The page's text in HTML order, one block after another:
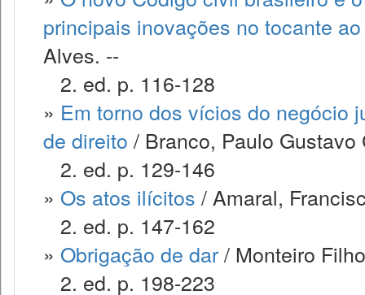
principais inovações no tocante
Alves. --
2. ed. p. 116-128
» Em torno dos vícios do negócio
de direito / Branco, Paulo Gustavo
2. ed. p. 129-146
» Os atos ilícitos / Amaral,
2. ed. p. 147-162
» Obrigação de dar/ Monteiro
2. ed. p. 198-223